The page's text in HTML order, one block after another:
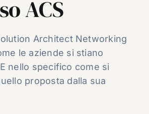
ACS
Architect Networking
le aziende si stiano
nello specifico come si
proposta dalla sua